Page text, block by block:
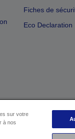
Fiches de
Eco Declaration
sur votre
à nos